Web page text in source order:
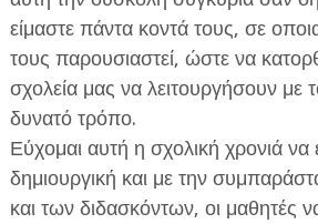
ΠΛΗΡΟΦΟΡΙΕΣ
είμαστε πάντα κοντά τους, σε
τους παρουσιαστεί, ώστε να
σχολεία μας να λειτουργήσουν με
δυνατό τρόπο.
Εύχομαι αυτή η σχολική χρονιά να
δημιουργική και με την
και των διδασκόντων, οι μαθητές